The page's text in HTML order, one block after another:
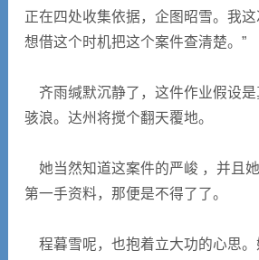
正在四处收集依据，企图昭雪。我
想借这个时机把这个案件查清楚。”
齐雨缄默沉静了，这件作业假设是
骇浪。达州将搅个翻天覆地。
她当然知道这案件的严峻 ，并且
第一手资料，那便是不得了了。
程暮雪呢，也抱着立大功的心思。